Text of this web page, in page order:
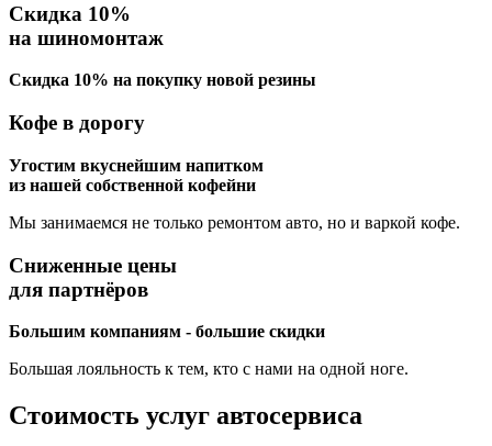
Скидка 10%
на шиномонтаж
Скидка 10% на покупку новой резины
Кофе в дорогу
Угостим вкуснейшим напитком
из нашей собственной кофейни
Мы занимаемся не только ремонтом авто, но и варкой кофе.
Сниженные цены
для партнёров
Большим компаниям - большие скидки
Большая лояльность к тем, кто с нами на одной ноге.
Стоимость услуг автосервиса